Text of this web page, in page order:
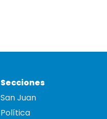
Secciones
San Juan
Política